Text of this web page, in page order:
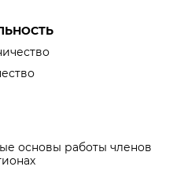
основы работы членов